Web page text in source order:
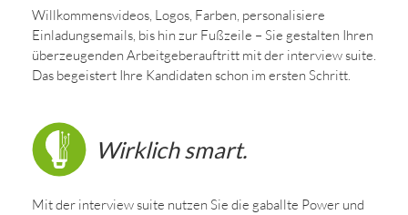
Willkommensvideos, Logos, Farben, personalisiere
Einladungsemails, bis hin zur Fußzeile – Sie gestalten Ihren
überzeugenden Arbeitgeberauftritt mit der interview suite.
Das begeistert Ihre Kandidaten schon im ersten Schritt.
Wirklich smart.
Mit der interview suite nutzen Sie die gaballte Power und